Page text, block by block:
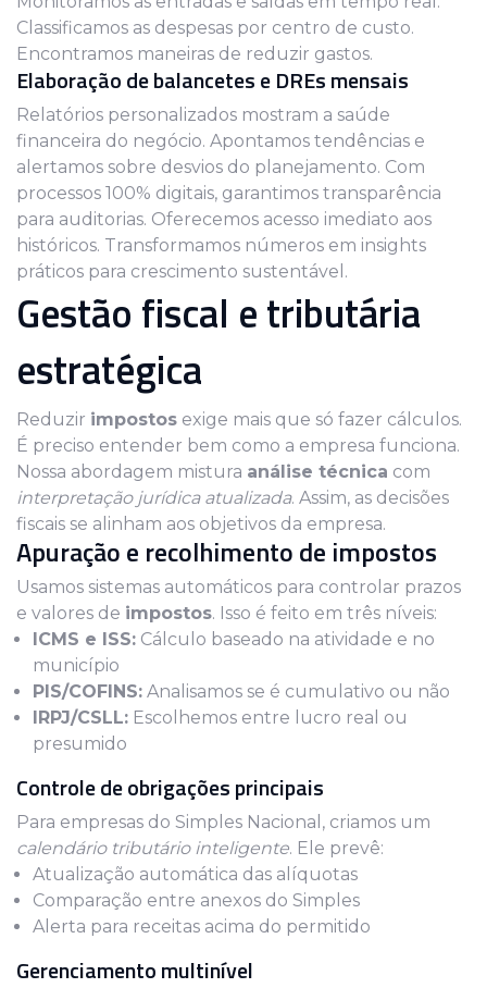
Classificamos as despesas por centro de custo.
Encontramos maneiras de reduzir gastos.
Elaboração de balancetes e DREs mensais
Relatórios personalizados mostram a saúde
financeira do negócio. Apontamos tendências e
alertamos sobre desvios do planejamento. Com
processos 100% digitais, garantimos transparência
para auditorias. Oferecemos acesso imediato aos
históricos. Transformamos números em insights
práticos para crescimento sustentável.
Gestão fiscal e tributária
estratégica
Reduzir impostos exige mais que só fazer cálculos.
É preciso entender bem como a empresa funciona.
Nossa abordagem mistura análise técnica com
interpretação jurídica atualizada. Assim, as decisões
fiscais se alinham aos objetivos da empresa.
Apuração e recolhimento de impostos
Usamos sistemas automáticos para controlar prazos
e valores de impostos. Isso é feito em três níveis:
ICMS e ISS: Cálculo baseado na atividade e no
município
PIS/COFINS: Analisamos se é cumulativo ou não
IRPJ/CSLL: Escolhemos entre lucro real ou
presumido
Controle de obrigações principais
Para empresas do Simples Nacional, criamos um
calendário tributário inteligente. Ele prevê:
Atualização automática das alíquotas
Comparação entre anexos do Simples
Alerta para receitas acima do permitido
Gerenciamento multinível